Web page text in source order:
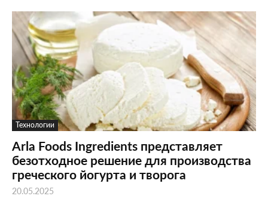
Технологии
Arla Foods Ingredients представляет
безотходное решение для производства
греческого йогурта и творога
20.05.2025